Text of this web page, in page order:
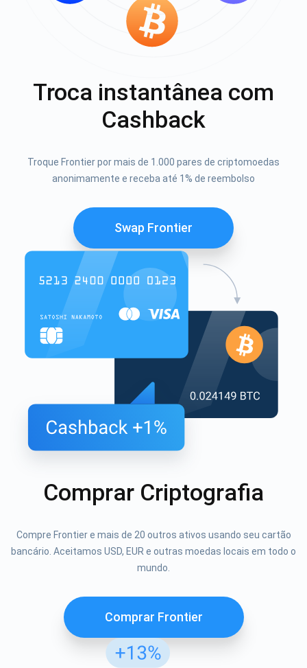
Troca instantânea com
Cashback
Troque Frontier por mais de 1.000 pares de criptomoedas
anonimamente e receba até 1% de reembolso
Swap Frontier
Comprar Criptografia
Compre Frontier e mais de 20 outros ativos usando seu cartão
bancário. Aceitamos USD, EUR e outras moedas locais em todo o
mundo.
Comprar Frontier